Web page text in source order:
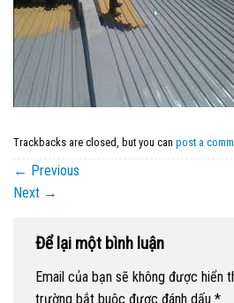
Trackbacks are closed, but you can post a
← Previous
Next →
Để lại một bình luận
Email của bạn sẽ không được hiển
trường bắt buộc được đánh dấu *